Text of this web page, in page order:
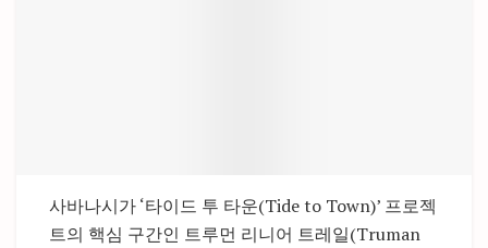
사바나시가 ‘타이드 투 타운(Tide to Town)’ 프로젝
트의 핵심 구간인 트루먼 리니어 트레일(Truman